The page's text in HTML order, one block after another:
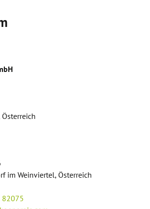
im Weinviertel, Österreich
82075